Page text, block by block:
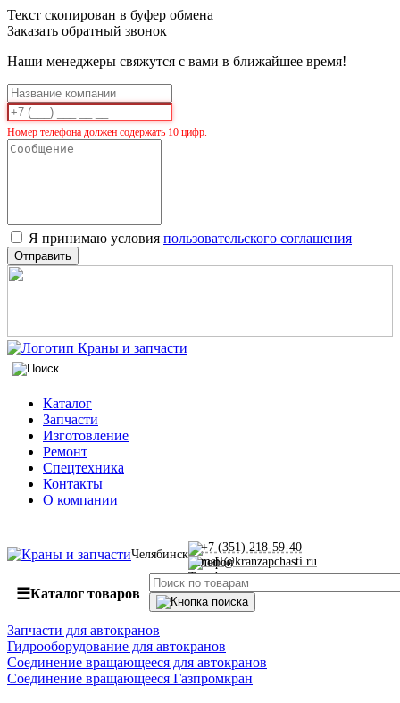
Текст скопирован в буфер обмена
Заказать обратный звонок
Наши менеджеры свяжутся с вами в ближайшее время!
Номер телефона должен содержать 10 цифр.
Я принимаю условия пользовательского соглашения
Отправить
Каталог
Запчасти
Изготовление
Ремонт
Спецтехника
Контакты
О компании
Челябинск
+7 (351) 218-59-40
mail@kranzapchasti.ru
☰Каталог товаров
Запчасти для автокранов
Гидрооборудование для автокранов
Соединение вращающееся для автокранов
Соединение вращающееся Газпромкран